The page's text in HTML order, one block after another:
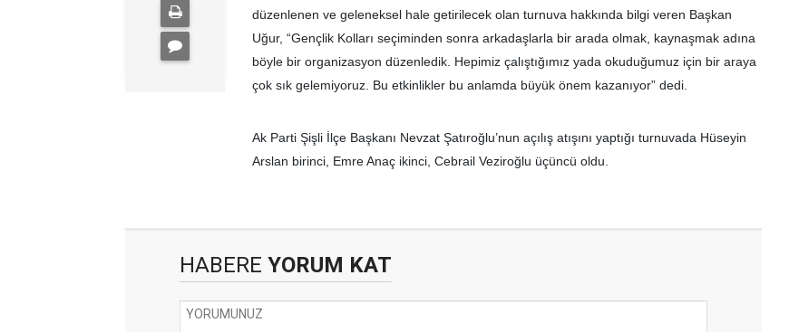
düzenlenen ve geleneksel hale getirilecek olan turnuva hakkında bilgi veren Başkan
Uğur, “Gençlik Kolları seçiminden sonra arkadaşlarla bir arada olmak, kaynaşmak adına
böyle bir organizasyon düzenledik. Hepimiz çalıştığımız yada okuduğumuz için bir araya
çok sık gelemiyoruz. Bu etkinlikler bu anlamda büyük önem kazanıyor” dedi.
Ak Parti Şişli İlçe Başkanı Nevzat Şatıroğlu’nun açılış atışını yaptığı turnuvada Hüseyin
Arslan birinci, Emre Anaç ikinci, Cebrail Veziroğlu üçüncü oldu.
HABERE YORUM KAT